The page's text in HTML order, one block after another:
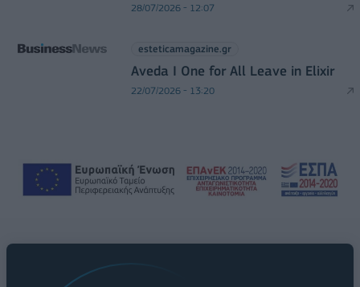
28/07/2026 - 12:07
esteticamagazine.gr
Aveda I One for All Leave in Elixir
22/07/2026 - 13:20